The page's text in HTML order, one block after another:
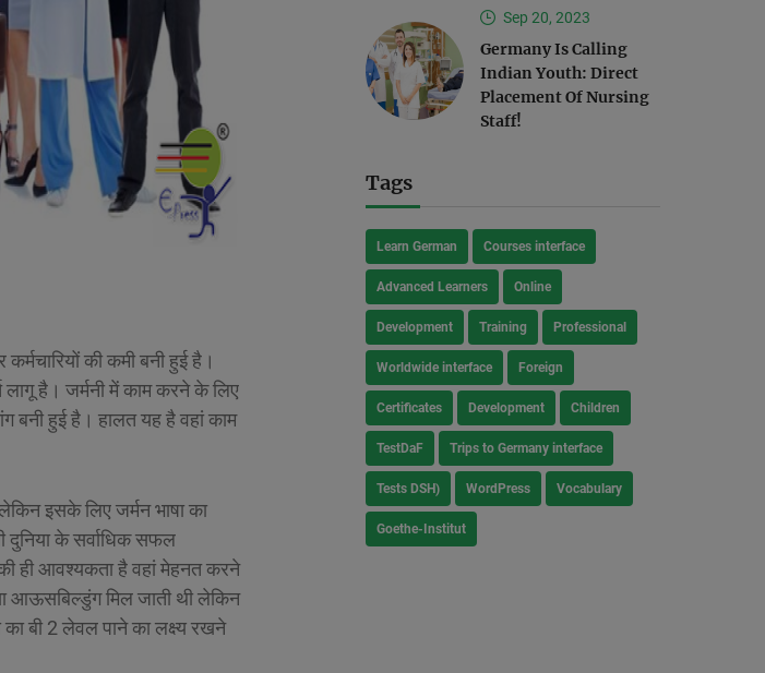
की कमी बनी हुई है।
लागू है। जर्मनी में काम करने के लिए
बनी हुई है। हालत यह है वहां काम
इसके लिए जर्मन भाषा का
दुनिया के सर्वाधिक सफल
ही आवश्यकता है वहां मेहनत करने
आऊसबिल्डुंग मिल जाती थी लेकिन
बी 2 लेवल पाने का लक्ष्य रखने
Sep 20, 2023
Germany Is Calling
Indian Youth: Direct
Placement Of Nursing
Staff!
Tags
Learn German Courses interface
Advanced Learners Online
Development Training Professional
Worldwide interface Foreign
Certificates Development Children
TestDaF Trips to Germany interface
Tests DSH) WordPress Vocabulary
Goethe-Institut